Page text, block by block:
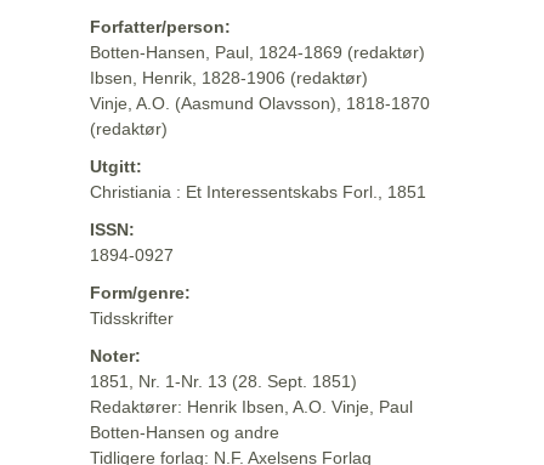
Forfatter/person:
Botten-Hansen, Paul, 1824-1869 (redaktør)
Ibsen, Henrik, 1828-1906 (redaktør)
Vinje, A.O. (Aasmund Olavsson), 1818-1870
(redaktør)
Utgitt:
Christiania : Et Interessentskabs Forl., 1851
ISSN:
1894-0927
Form/genre:
Tidsskrifter
Noter:
1851, Nr. 1-Nr. 13 (28. Sept. 1851)
Redaktører: Henrik Ibsen, A.O. Vinje, Paul
Botten-Hansen og andre
Tidligere forlag: N.F. Axelsens Forlag